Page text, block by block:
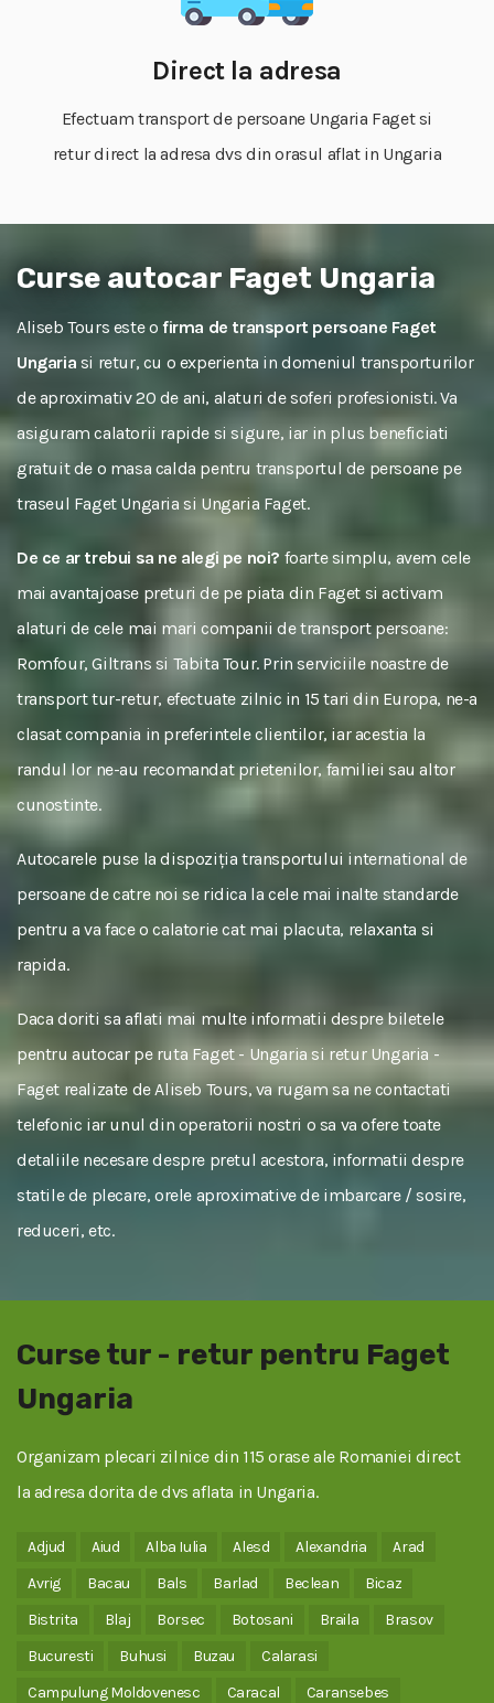
Direct la adresa
Efectuam transport de persoane Ungaria Faget si
retur direct la adresa dvs din orasul aflat in Ungaria
Curse autocar Faget Ungaria
Aliseb Tours este o firma de transport persoane Faget
Ungaria si retur, cu o experienta in domeniul transporturilor
de aproximativ 20 de ani, alaturi de soferi profesionisti. Va
asiguram calatorii rapide si sigure, iar in plus beneficiati
gratuit de o masa calda pentru transportul de persoane pe
traseul Faget Ungaria si Ungaria Faget.
De ce ar trebui sa ne alegi pe noi? foarte simplu, avem cele
mai avantajoase preturi de pe piata din Faget si activam
alaturi de cele mai mari companii de transport persoane:
Romfour, Giltrans si Tabita Tour. Prin serviciile noastre de
transport tur-retur, efectuate zilnic in 15 tari din Europa, ne-a
clasat compania in preferintele clientilor, iar acestia la
randul lor ne-au recomandat prietenilor, familiei sau altor
cunostinte.
Autocarele puse la dispoziția transportului international de
persoane de catre noi se ridica la cele mai inalte standarde
pentru a va face o calatorie cat mai placuta, relaxanta si
rapida.
Daca doriti sa aflati mai multe informatii despre biletele
pentru autocar pe ruta Faget - Ungaria si retur Ungaria -
Faget realizate de Aliseb Tours, va rugam sa ne contactati
telefonic iar unul din operatorii nostri o sa va ofere toate
detaliile necesare despre pretul acestora, informatii despre
statile de plecare, orele aproximative de imbarcare / sosire,
reduceri, etc.
Curse tur - retur pentru Faget
Ungaria
Organizam plecari zilnice din 115 orase ale Romaniei direct
la adresa dorita de dvs aflata in Ungaria.
Adjud Aiud Alba Iulia Alesd Alexandria
Arad
Avrig
Bacau Bals Barlad Beclean
Bicaz
Bistrita
Blaj Borsec Botosani Braila
Brasov
Bucuresti
Buhusi Buzau
Calarasi
Campulung Moldovenesc
Caracal
Caransebes